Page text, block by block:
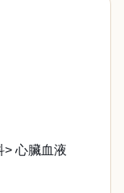
> 心臟血液